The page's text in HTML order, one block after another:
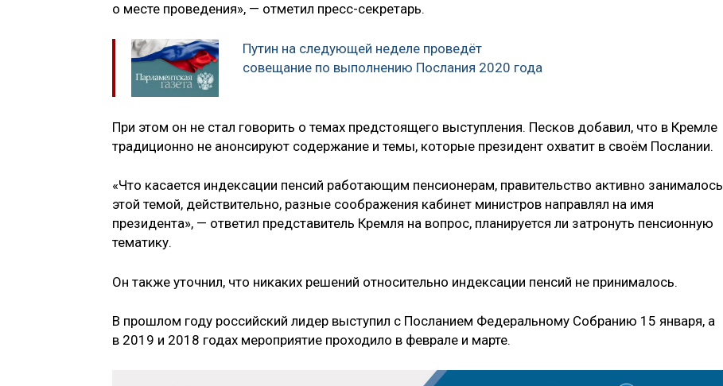
о месте проведения», — отметил пресс-секретарь.
Путин на следующей неделе проведёт
совещание по выполнению Послания 2020 года
При этом он не стал говорить о темах предстоящего выступления. Песков добавил, что в Кремле
традиционно не анонсируют содержание и темы, которые президент охватит в своём Послании.
«Что касается индексации пенсий работающим пенсионерам, правительство активно занималось
этой темой, действительно, разные соображения кабинет министров направлял на имя
президента», — ответил представитель Кремля на вопрос, планируется ли затронуть пенсионную
тематику.
Он также уточнил, что никаких решений относительно индексации пенсий не принималось.
В прошлом году российский лидер выступил с Посланием Федеральному Собранию 15 января, а
в 2019 и 2018 годах мероприятие проходило в феврале и марте.